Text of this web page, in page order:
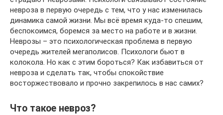
невроза в первую очередь с тем, что у нас изменилась
динамика самой жизни. Мы всё время куда-то спешим,
беспокоимся, боремся за место на работе и в жизни.
Неврозы – это психологическая проблема в первую
очередь жителей мегаполисов. Психологи бьют в
колокола. Но как с этим бороться? Как избавиться от
невроза и сделать так, чтобы спокойствие
восторжествовало и прочно закрепилось в нас самих?
Что такое невроз?